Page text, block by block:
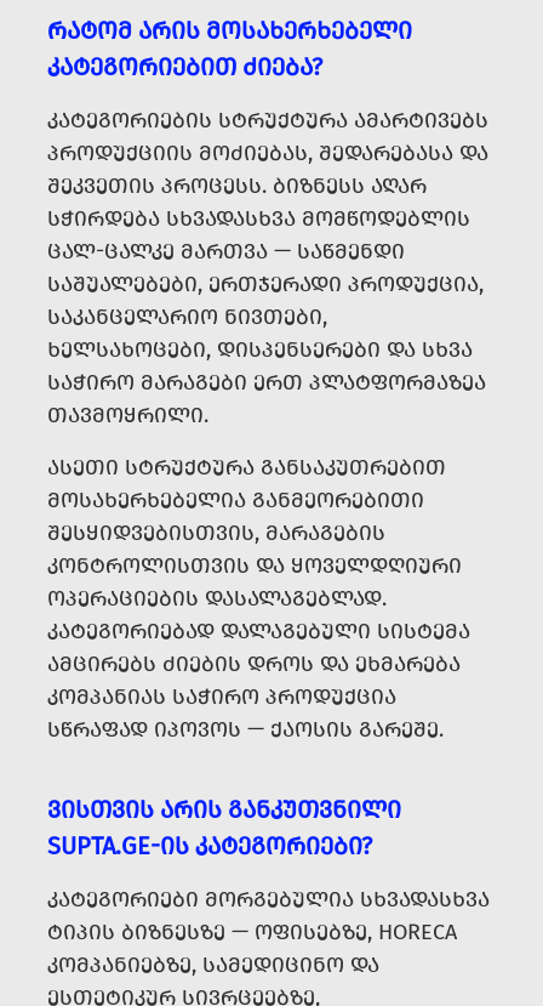
ᲠᲐᲢᲝᲛ ᲐᲠᲘᲡ ᲛᲝᲡᲐᲮᲔᲠᲮᲔᲑᲔᲚᲘ
ᲙᲐᲢᲔᲒᲝᲠᲘᲔᲑᲘᲗ ᲫᲘᲔᲑᲐ?
ᲙᲐᲢᲔᲒᲝᲠᲘᲔᲑᲘᲡ ᲡᲢᲠᲣᲥᲢᲣᲠᲐ ᲐᲛᲐᲠᲢᲘᲕᲔᲑᲡ
ᲞᲠᲝᲓᲣᲥᲪᲘᲘᲡ ᲛᲝᲫᲘᲔᲑᲐᲡ, ᲨᲔᲓᲐᲠᲔᲑᲐᲡᲐ ᲓᲐ
ᲨᲔᲙᲕᲔᲗᲘᲡ ᲞᲠᲝᲪᲔᲡᲡ. ᲑᲘᲖᲜᲔᲡᲡ ᲐᲦᲐᲠ
ᲡᲭᲘᲠᲓᲔᲑᲐ ᲡᲮᲕᲐᲓᲐᲡᲮᲕᲐ ᲛᲝᲛᲬᲝᲓᲔᲑᲚᲘᲡ
ᲪᲐᲚ-ᲪᲐᲚᲙᲔ ᲛᲐᲠᲗᲕᲐ — ᲡᲐᲬᲛᲔᲜᲓᲘ
ᲡᲐᲨᲣᲐᲚᲔᲑᲔᲑᲘ, ᲔᲠᲗᲯᲔᲠᲐᲓᲘ ᲞᲠᲝᲓᲣᲥᲪᲘᲐ,
ᲡᲐᲙᲐᲜᲪᲔᲚᲐᲠᲘᲝ ᲜᲘᲕᲗᲔᲑᲘ,
ᲮᲔᲚᲡᲐᲮᲝᲪᲔᲑᲘ, ᲓᲘᲡᲞᲔᲜᲡᲔᲠᲔᲑᲘ ᲓᲐ ᲡᲮᲕᲐ
ᲡᲐᲭᲘᲠᲝ ᲛᲐᲠᲐᲒᲔᲑᲘ ᲔᲠᲗ ᲞᲚᲐᲢᲤᲝᲠᲛᲐᲖᲔᲐ
ᲗᲐᲕᲛᲝᲧᲠᲘᲚᲘ.
ᲐᲡᲔᲗᲘ ᲡᲢᲠᲣᲥᲢᲣᲠᲐ ᲒᲐᲜᲡᲐᲙᲣᲗᲠᲔᲑᲘᲗ
ᲛᲝᲡᲐᲮᲔᲠᲮᲔᲑᲔᲚᲘᲐ ᲒᲐᲜᲛᲔᲝᲠᲔᲑᲘᲗᲘ
ᲨᲔᲡᲧᲘᲓᲕᲔᲑᲘᲡᲗᲕᲘᲡ, ᲛᲐᲠᲐᲒᲔᲑᲘᲡ
ᲙᲝᲜᲢᲠᲝᲚᲘᲡᲗᲕᲘᲡ ᲓᲐ ᲧᲝᲕᲔᲚᲓᲦᲘᲣᲠᲘ
ᲝᲞᲔᲠᲐᲪᲘᲔᲑᲘᲡ ᲓᲐᲡᲐᲚᲐᲒᲔᲑᲚᲐᲓ.
ᲙᲐᲢᲔᲒᲝᲠᲘᲔᲑᲐᲓ ᲓᲐᲚᲐᲒᲔᲑᲣᲚᲘ ᲡᲘᲡᲢᲔᲛᲐ
ᲐᲛᲪᲘᲠᲔᲑᲡ ᲫᲘᲔᲑᲘᲡ ᲓᲠᲝᲡ ᲓᲐ ᲔᲮᲛᲐᲠᲔᲑᲐ
ᲙᲝᲛᲞᲐᲜᲘᲐᲡ ᲡᲐᲭᲘᲠᲝ ᲞᲠᲝᲓᲣᲥᲪᲘᲐ
ᲡᲬᲠᲐᲤᲐᲓ ᲘᲞᲝᲕᲝᲡ — ᲥᲐᲝᲡᲘᲡ ᲒᲐᲠᲔᲨᲔ.
ᲕᲘᲡᲗᲕᲘᲡ ᲐᲠᲘᲡ ᲒᲐᲜᲙᲣᲗᲕᲜᲘᲚᲘ
SUPTA.GE-ᲘᲡ ᲙᲐᲢᲔᲒᲝᲠᲘᲔᲑᲘ?
ᲙᲐᲢᲔᲒᲝᲠᲘᲔᲑᲘ ᲛᲝᲠᲒᲔᲑᲣᲚᲘᲐ ᲡᲮᲕᲐᲓᲐᲡᲮᲕᲐ
ᲢᲘᲞᲘᲡ ᲑᲘᲖᲜᲔᲡᲖᲔ — ᲝᲤᲘᲡᲔᲑᲖᲔ, HORECA
ᲙᲝᲛᲞᲐᲜᲘᲔᲑᲖᲔ, ᲡᲐᲛᲔᲓᲘᲪᲘᲜᲝ ᲓᲐ
ᲔᲡᲗᲔᲢᲘᲙᲣᲠ ᲡᲘᲕᲠᲪᲔᲔᲑᲖᲔ,